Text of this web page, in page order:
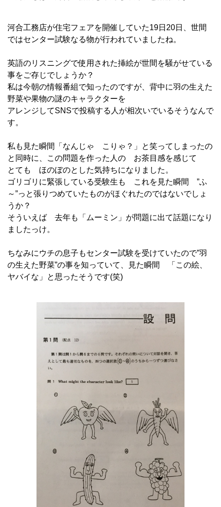
河合工務店が住宅フェアを開催していた19日20日、世間
ではセンター試験なる物が行われていましたね。
英語のリスニングで使用された挿絵が世間を騒がせている
事をご存じでしょうか？
私は今朝の情報番組で知ったのですが、背中に羽の生えた
野菜や果物の謎のキャラクターを
アレンジしてSNSで投稿する人が相次いでいるそうなんで
す。
私も見た瞬間「なんじゃ こりゃ？」と笑ってしまったの
と同時に、この問題を作った人の お茶目感を感じて
とても ほのぼのとした気持ちになりました。
ゴリゴリに緊張している受験生も これを見た瞬間 ”ふ
～”っと張りつめていたものがほぐれたのではないでしょ
うか？
そういえば 去年も「ムーミン」が問題に出て話題になり
ましたっけ。
ちなみにウチの息子もセンター試験を受けていたので”羽
の生えた野菜”の事を知っていて、見た瞬間 「この絵、
ヤバイな」と思ったそうです(笑)